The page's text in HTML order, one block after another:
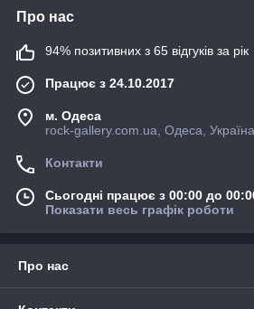
Про нас
94% позитивних з 65 відгуків за рік
Працює з 24.10.2017
м. Одеса
rock-gallery.com.ua, Одеса, Україна
Контакти
Сьогодні працює з 00:00 до
Показати весь графік роботи
Про нас